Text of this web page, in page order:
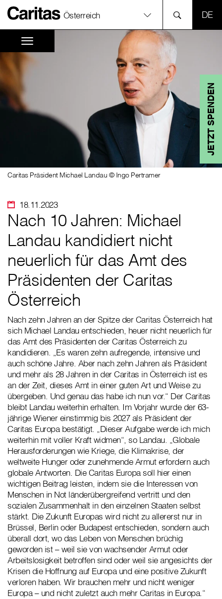
Österreich
JETZT SPENDEN
18.11.2023
Caritas Präsident Michael Landau © Ingo Pertramer
Nach 10 Jahren: Michael
Landau kandidiert nicht
neuerlich für das Amt des
Präsidenten der Caritas
Österreich
Nach zehn Jahren an der Spitze der Caritas Österreich hat
sich Michael Landau entschieden, heuer nicht neuerlich für
das Amt des Präsidenten der Caritas Österreich zu
kandidieren. „Es waren zehn aufregende, intensive und
auch schöne Jahre. Aber nach zehn Jahren als Präsident
und mehr als 28 Jahren in der Caritas in Österreich ist es
an der Zeit, dieses Amt in einer guten Art und Weise zu
übergeben. Und genau das habe ich nun vor.“ Der Caritas
bleibt Landau weiterhin erhalten. Im Vorjahr wurde der 63-
jährige Wiener einstimmig bis 2027 als Präsident der
Caritas Europa bestätigt. „Dieser Aufgabe werde ich mich
weiterhin mit voller Kraft widmen“, so Landau. „Globale
Herausforderungen wie Kriege, die Klimakrise, der
weltweite Hunger oder zunehmende Armut erfordern auch
globale Antworten. Die Caritas Europa soll hier einen
wichtigen Beitrag leisten, indem sie die Interessen von
Menschen in Not länderübergreifend vertritt und den
sozialen Zusammenhalt in den einzelnen Staaten selbst
stärkt. Die Zukunft Europas wird nicht zu allererst nur in
Brüssel, Berlin oder Budapest entschieden, sondern auch
überall dort, wo das Leben von Menschen brüchig
geworden ist – weil sie von wachsender Armut oder
Arbeitslosigkeit betroffen sind oder weil sie angesichts der
Krisen die Hoffnung auf Europa und eine positive Zukunft
verloren haben. Wir brauchen mehr und nicht weniger
Europa – und nicht zuletzt auch mehr Caritas in Europa.“